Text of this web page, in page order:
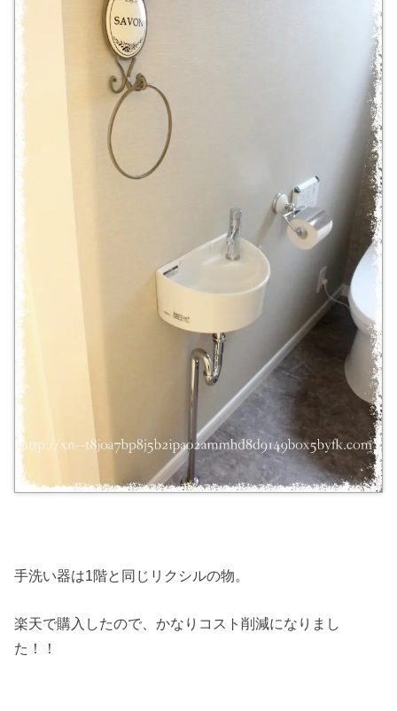
手洗い器は1階と同じリクシルの物。
楽天で購入したので、かなりコスト削減になりまし
た！！